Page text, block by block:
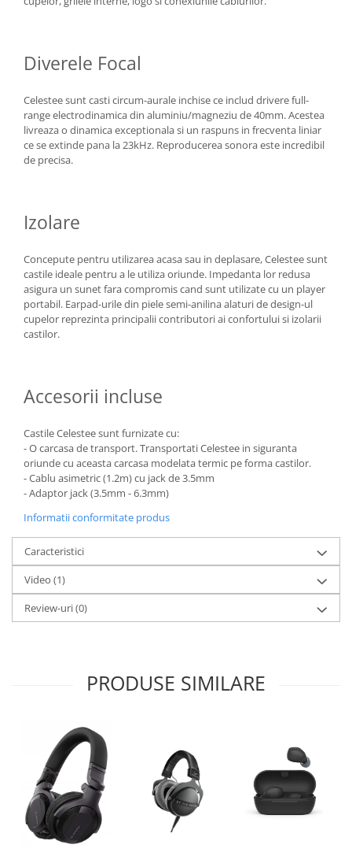
Diverele Focal
Celestee sunt casti circum-aurale inchise ce includ drivere full-
range electrodinamica din aluminiu/magneziu de 40mm. Acestea
livreaza o dinamica exceptionala si un raspuns in frecventa liniar
ce se extinde pana la 23kHz. Reproducerea sonora este incredibil
de precisa.
Izolare
Concepute pentru utilizarea acasa sau in deplasare, Celestee sunt
castile ideale pentru a le utiliza oriunde. Impedanta lor redusa
asigura un sunet fara compromis cand sunt utilizate cu un player
portabil. Earpad-urile din piele semi-anilina alaturi de design-ul
cupelor reprezinta principalii contributori ai confortului si izolarii
castilor.
Accesorii incluse
Castile Celestee sunt furnizate cu:
- O carcasa de transport. Transportati Celestee in siguranta
oriunde cu aceasta carcasa modelata termic pe forma castilor.
- Cablu asimetric (1.2m) cu jack de 3.5mm
- Adaptor jack (3.5mm - 6.3mm)
Informatii conformitate produs
Caracteristici
Video (1)
Review-uri(0)
PRODUSE SIMILARE